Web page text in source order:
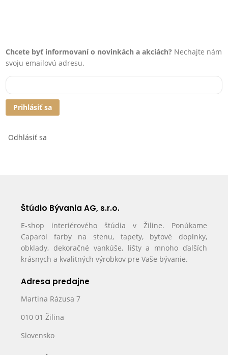
Chcete byť informovaní o novinkách a akciách? Nechajte nám
svoju emailovú adresu.
Prihlásiť sa
Odhlásiť sa
Štúdio Bývania AG, s.r.o.
E-shop interiérového štúdia v Žiline. Ponúkame
Caparol farby na stenu, tapety, bytové doplnky,
obklady, dekoračné vankúše, lišty a mnoho ďalších
krásnych a kvalitných výrobkov pre Vaše bývanie.
Adresa predajne
Martina Rázusa 7
010 01 Žilina
Slovensko